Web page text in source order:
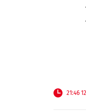
21:46